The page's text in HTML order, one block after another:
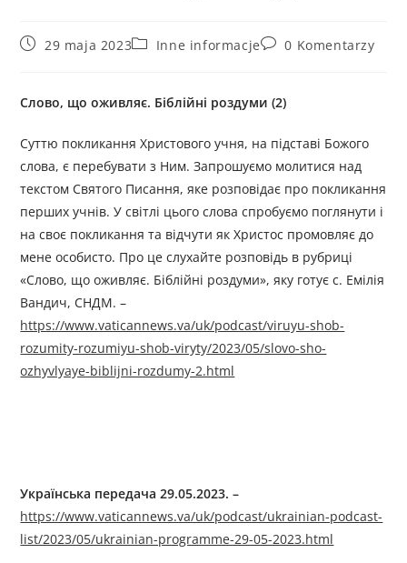
29 maja 2023 Inne informacje 0 Komentarzy
Слово, що оживляє. Біблійні роздуми (2)
Суттю покликання Христового учня, на підставі Божого
слова, є перебувати з Ним. Запрошуємо молитися над
текстом Святого Писання, яке розповідає про покликання
перших учнів. У світлі цього слова спробуємо поглянути і
на своє покликання та відчути як Христос промовляє до
мене особисто. Про це слухайте розповідь в рубриці
«Слово, що оживляє. Біблійні роздуми», яку готує с. Емілія
Вандич, СНДМ. –
https://www.vaticannews.va/uk/podcast/viruyu-shob-
rozumity-rozumiyu-shob-viryty/2023/05/slovo-sho-
ozhyvlyaye-biblijni-rozdumy-2.html
Українська передача29.05.2023. –
https://www.vaticannews.va/uk/podcast/ukrainian-podcast-
list/2023/05/ukrainian-programme-29-05-2023.html